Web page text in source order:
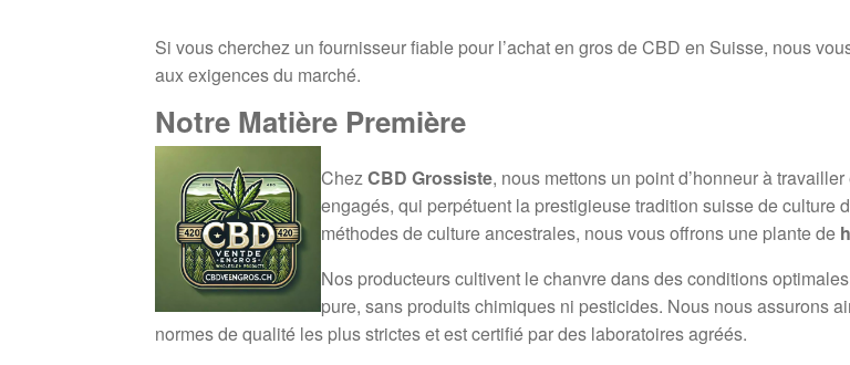
Si vous cherchez un fournisseur fiable pour l’achat en gros de CBD en Suisse, nous
aux exigences du marché.
Notre Matière Première
ChezCBD Grossiste, nous mettons un point d’honneur à
engagés, qui perpétuent la prestigieuse tradition suisse de culture
méthodes de culture ancestrales, nous vous offrons une plante de
Nos producteurs cultivent le chanvre dans des conditions
pure, sans produits chimiques ni pesticides. Nous nous assurons
normes de qualité les plus strictes et est certifié par des laboratoires agréés.